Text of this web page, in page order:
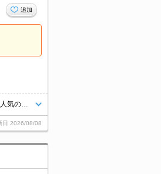
追加
日 2026/08/08